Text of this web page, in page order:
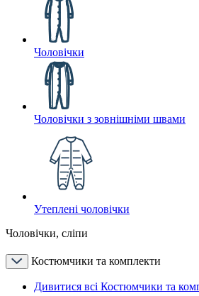
Чоловічки
Чоловічки з зовнішніми швами
Утеплені чоловічки
Чоловічки, сліпи
Костюмчики та комплекти
Дивитися всі Костюмчики та